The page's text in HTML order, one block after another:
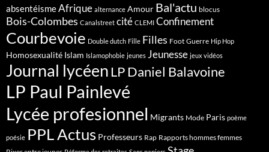
absentéismeAfrique alternance Amour Bal'actu blocus
Bois-Colombes Canalstreet cité CLEMI Confinement
Courbevoie Double dutch Fille Filles Foot Guerre Hip Hop
Homosexualité Islam Islamophobie jeunes Jeunesse jeux vidéos
Journal lycéenLP Daniel Balavoine
LP Paul Painlevé
Lycée profesionnel Migrants Mode Paris poème
poésie PPL Actus Professeurs Rap Rapports hommes femmes